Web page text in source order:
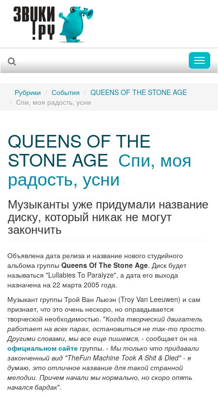
Рубрики События
QUEENS OF THE STONE AGE
Спи, моя радость, усни
QUEENS OF THE
STONE AGE Спи, моя
радость, усни
Музыканты уже придумали название
диску, который никак не могут
закончить
Объявлена дата релиза и название нового студийного
альбома группы Queens Of The Stone Age. Диск будет
называться "Lullabies To Paralyze", а дата его выхода
назначена на 22 марта 2005 года.
Музыкант группы Трой Ван Льюэн (Troy Van Leeuwen) и сам
признает, что это очень нескоро, но оправдывается
творческой необходимостью. "Когда творческий двигатель
работает на всех парах, остановиться не так-то просто.
Другими словами, мы все еще пишемся, - сообщает он на
официальном сайте группы. - Мы только что придавали
законченный вид "TheFun Machine Took A Shit & Died" - я
думаю, это отличное название для такой странной
мелодии. Причем начали мы нормально, но скоро опять
начался бардак".